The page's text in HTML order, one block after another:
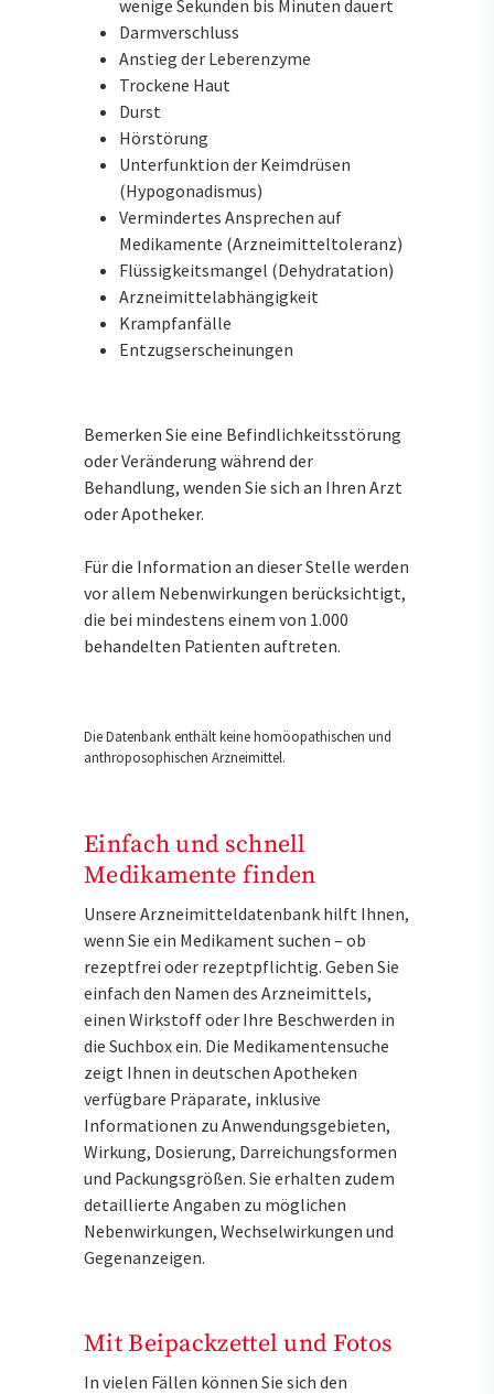
wenige Sekunden bis Minuten dauert
Darmverschluss
Anstieg der Leberenzyme
Trockene Haut
Durst
Hörstörung
Unterfunktion der Keimdrüsen
(Hypogonadismus)
Vermindertes Ansprechen auf
Medikamente (Arzneimitteltoleranz)
Flüssigkeitsmangel (Dehydratation)
Arzneimittelabhängigkeit
Krampfanfälle
Entzugserscheinungen
Bemerken Sie eine Befindlichkeitsstörung
oder Veränderung während der
Behandlung, wenden Sie sich an Ihren Arzt
oder Apotheker.
Für die Information an dieser Stelle werden
vor allem Nebenwirkungen berücksichtigt,
die bei mindestens einem von 1.000
behandelten Patienten auftreten.
Die Datenbank enthält keine homöopathischen und
anthroposophischen Arzneimittel.
Einfach und schnell
Medikamente finden
Unsere Arzneimitteldatenbank hilft Ihnen,
wenn Sie ein Medikament suchen – ob
rezeptfrei oder rezeptpflichtig. Geben Sie
einfach den Namen des Arzneimittels,
einen Wirkstoff oder Ihre Beschwerden in
die Suchbox ein. Die Medikamentensuche
zeigt Ihnen in deutschen Apotheken
verfügbare Präparate, inklusive
Informationen zu Anwendungsgebieten,
Wirkung, Dosierung, Darreichungsformen
und Packungsgrößen. Sie erhalten zudem
detaillierte Angaben zu möglichen
Nebenwirkungen, Wechselwirkungen und
Gegenanzeigen.
Mit Beipackzettel und Fotos
In vielen Fällen können Sie sich den